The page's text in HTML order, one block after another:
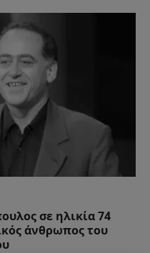
σε ηλικία 74
άνθρωπος του